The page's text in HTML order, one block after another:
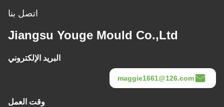
اتصل بنا
Jiangsu Youge Mould Co.,Ltd
البريد الإلكتروني
maggie1661@126.com
وقت العمل